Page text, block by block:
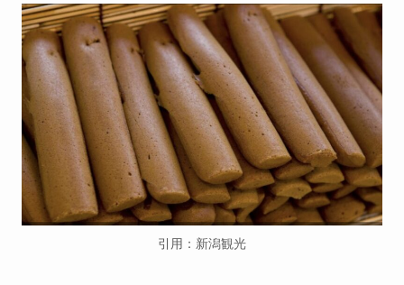
引用：新潟観光